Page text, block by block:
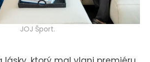
JOJ Šport.